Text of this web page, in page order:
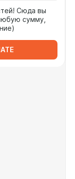
Сюда вы
сумму,